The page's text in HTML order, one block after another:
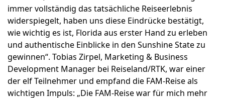
immer vollständig das tatsächliche Reiseerlebnis
widerspiegelt, haben uns diese Eindrücke bestätigt,
wie wichtig es ist, Florida aus erster Hand zu erleben
und authentische Einblicke in den Sunshine State zu
gewinnen“. Tobias Zirpel, Marketing & Business
Development Manager bei Reiseland/RTK, war einer
der elf Teilnehmer und empfand die FAM-Reise als
wichtigen Impuls: „Die FAM-Reise war für mich mehr